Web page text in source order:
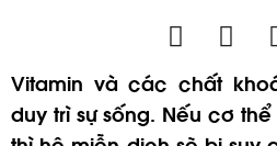
Vitamin và các chất
duy trì sự sống. Nếu cơ